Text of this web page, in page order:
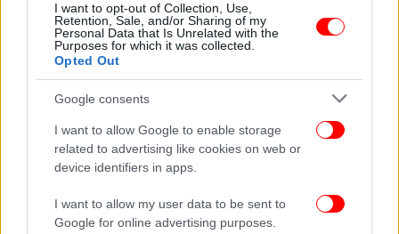
I want to opt-out of Collection, Use,
Retention, Sale, and/or Sharing of my
Personal Data that Is Unrelated with the
Purposes for which it was collected.
Opted Out
Google consents
I want to allow Google to enable storage
related to advertising like cookies on web or
device identifiers in apps.
I want to allow my user data to be sent to
Google for online advertising purposes.
Το ζευγάρι
Το περιστατικό αυτό έρχεται μόλις μία εβδομάδα
μετά τη θύελλα αντιδράσεων που προκάλεσε στο
ο γάμος της κόρης ενός στενού συμβούλου του
Αγιατολάχ Χαμενεΐ, ο οποίος είχε συμβάλει στην